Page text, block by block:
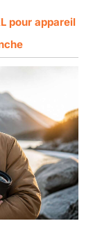
pour appareil